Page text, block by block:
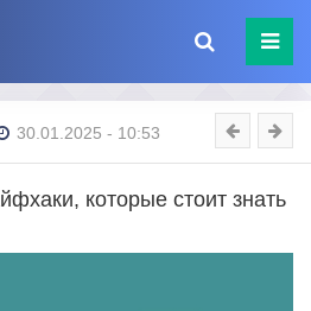
30.01.2025 - 10:53
которые стоит знать